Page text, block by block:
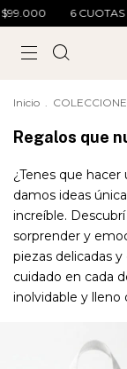
CUOTAS SIN INTERES|
Inicio .
Regalos que
¿Tenes que hacer
damos ideas
increíble.
sorprender y
piezas delicadas
cuidado en cada
inolvidable y lleno